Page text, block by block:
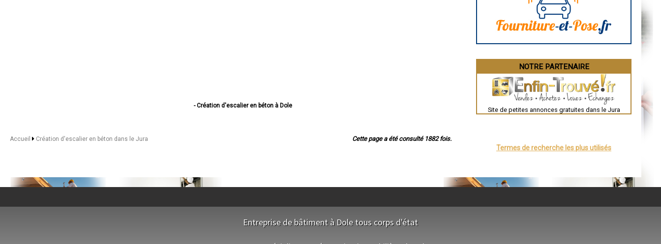
- Création d'escalier en béton à Dole
- Création d'escalier en béton à Montmorot
- Création d'escalier en béton à Salins-les-Bains
- Création d'escalier en béton à Saint-Amour
- Création d'escalier en béton à Morbier
Cette page a été consulté 1882 fois.
Accueil Création d'escalier en béton dans le Jura
Brive-la-Gaillarde
Guéret
Besançon
Évreux
Chartres
Nîmes
Auch
Blois
Saint-Étienne
Orléans
NOTRE PARTENAIRE
Site de petites annonces gratuites dans le Jura
Termes de recherche les plus utilisés
Entreprise de bâtiment à Dole tous corps d'état